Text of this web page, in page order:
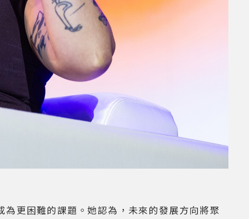
困難的課題。她認為，未來的發展方向將聚